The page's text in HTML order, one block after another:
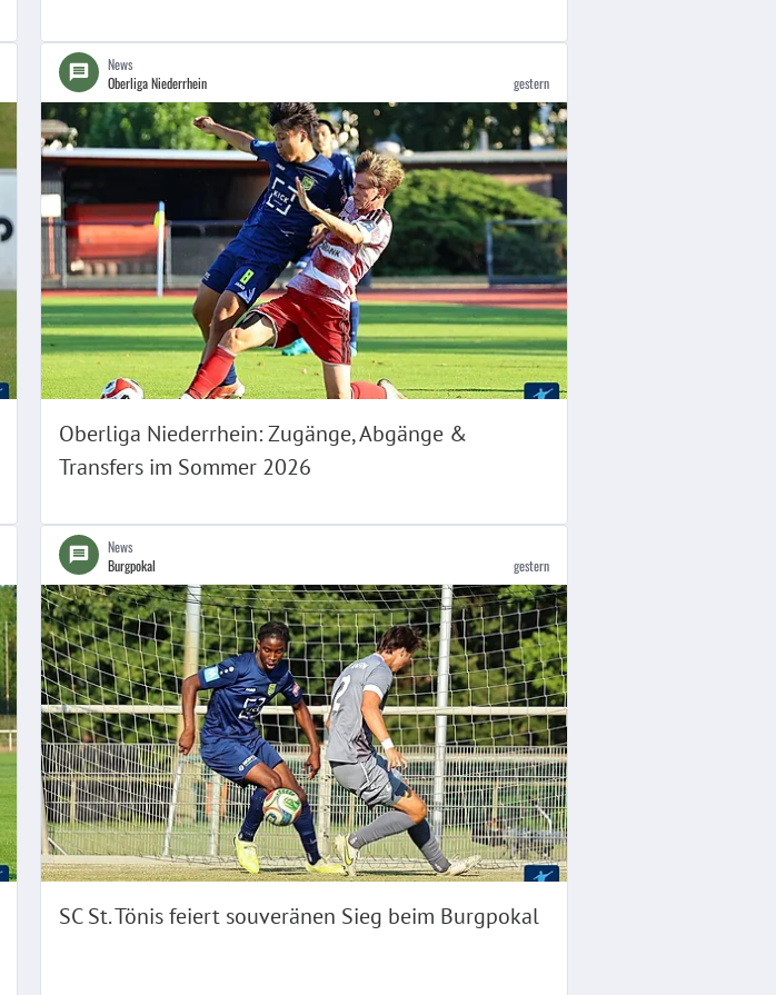
News
Oberliga Niederrhein
gestern
Oberliga Niederrhein: Zugänge, Abgänge &
Transfers im Sommer 2026
News
Burgpokal
gestern
SC St. Tönis feiert souveränen Sieg beim Burgpokal